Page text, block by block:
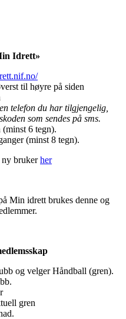
Idrett»
til høyre på siden
telefon du har tilgjengelig,
som sendes på sms.
6 tegn).
(minst 8 tegn).
ny brukerher
Min idrett brukes denne og
og velger Håndball (gren).
gren